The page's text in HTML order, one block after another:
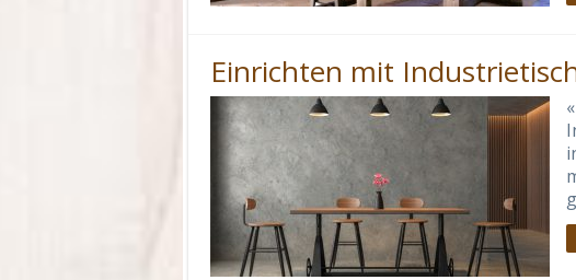
Einrichten mit